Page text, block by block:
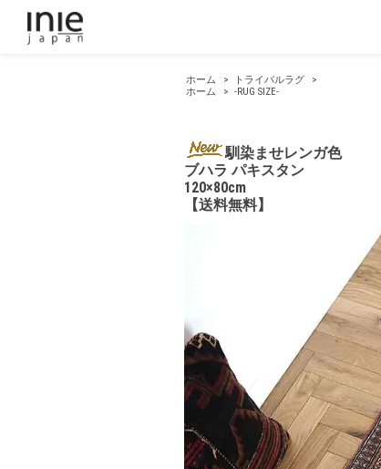
ホーム > トライバルラグ
>
ホーム
> -RUG SIZE-
馴染ませレンガ色
ブハラ パキスタン
120×80cm
【送料無料】